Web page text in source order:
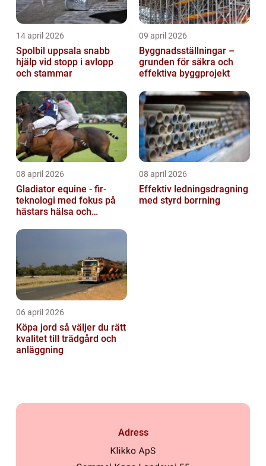
14 april 2026
Spolbil uppsala snabb
hjälp vid stopp i avlopp
och stammar
09 april 2026
Byggnadsställningar –
grunden för säkra och
effektiva byggprojekt
08 april 2026
Gladiator equine - fir-
teknologi med fokus på
hästars hälsa och
08 april 2026
Effektiv ledningsdragning
med styrd borrning
06 april 2026
Köpa jord så väljer du rätt
kvalitet till trädgård och
anläggning
Adress